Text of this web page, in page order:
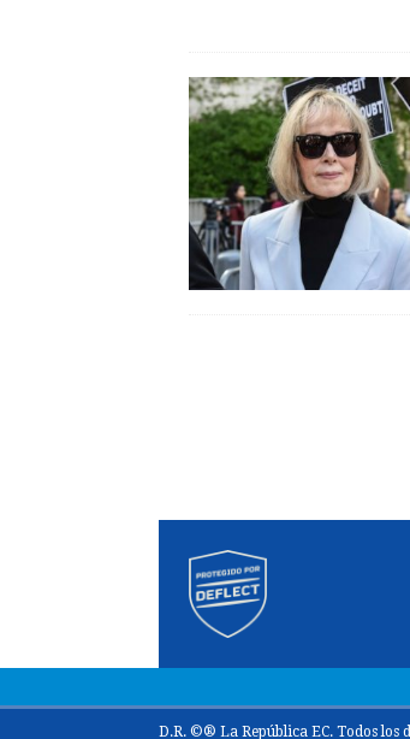
D.R. ©® La República EC. Todos los